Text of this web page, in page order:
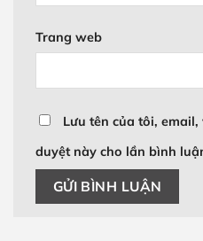
Trang web
Lưu tên của tôi,
duyệt này cho lần bình